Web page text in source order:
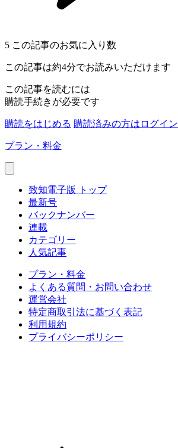
5 この記事のお気に入り数
この記事は約4分でお読みいただけます
この記事を読むには
購読手続きが必要です
購読をはじめる 購読済みの方はログイン
プラン・料金
致知電子版 トップ
最新号
バックナンバー
連載
カテゴリー
人気記事
プラン・料金
よくある質問・お問い合わせ
運営会社
特定商取引法に基づく表記
利用規約
プライバシーポリシー